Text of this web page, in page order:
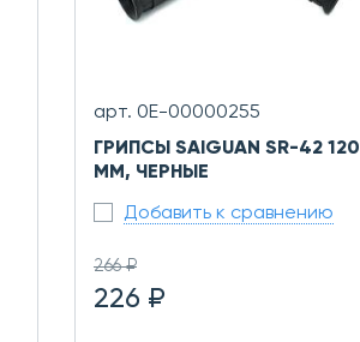
арт. 0Е-00000255
ГРИПСЫ SAIGUAN SR-42 120
ММ, ЧЕРНЫЕ
Добавить к сравнению
266 ₽
226 ₽